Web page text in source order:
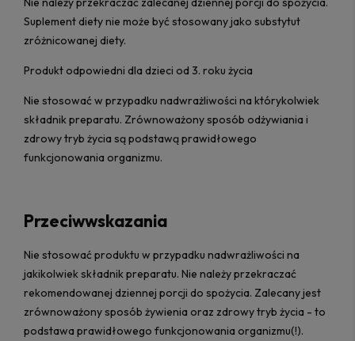
Suplement diety nie może być stosowany jako substytut
zróżnicowanej diety.
Produkt odpowiedni dla dzieci od 3. roku życia
Nie stosować w przypadku nadwrażliwości na którykolwiek
składnik preparatu. Zrównoważony sposób odżywiania i
zdrowy tryb życia są podstawą prawidłowego
funkcjonowania organizmu.
Przeciwwskazania
Nie stosować produktu w przypadku nadwrażliwości na
jakikolwiek składnik preparatu. Nie należy przekraczać
rekomendowanej dziennej porcji do spożycia. Zalecany jest
zrównoważony sposób żywienia oraz zdrowy tryb życia - to
podstawa prawidłowego funkcjonowania organizmu(!).